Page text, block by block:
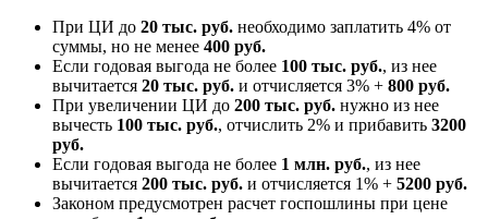
При ЦИ до 20 тыс. руб. необходимо заплатить 4% от
суммы, но не менее 400 руб.
Если годовая выгода не более 100 тыс. руб., из нее
вычитается 20 тыс. руб. и отчисляется 3% + 800 руб.
При увеличении ЦИ до 200 тыс. руб. нужно из нее
вычесть 100 тыс. руб., отчислить 2% и прибавить 3200
руб.
Если годовая выгода не более 1 млн. руб., из нее
вычитается 200 тыс. руб. и отчисляется 1% + 5200 руб.
Законом предусмотрен расчет госпошлины при цене